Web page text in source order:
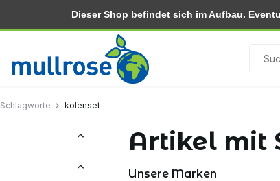
Kostenlose lieferung ab 30.- (NL) Rückgabe
Schlagworte kolenset
Artikel mit
Unsere Marken
Dieser Shop befindet sich im Aufbau.